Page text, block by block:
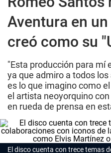
Aventura en
creó como su
"Esta producción para mí
ya que admiro a todos
es lo que imagino como
el artista neoyorquino
en rueda de prensa en
El disco cuenta con trece temas